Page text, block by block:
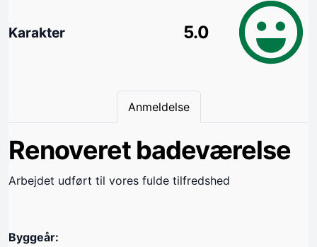
Karakter 5.0
Anmeldelse
Renoveret badeværelse
Arbejdet udført til vores fulde tilfredshed
Byggeår: